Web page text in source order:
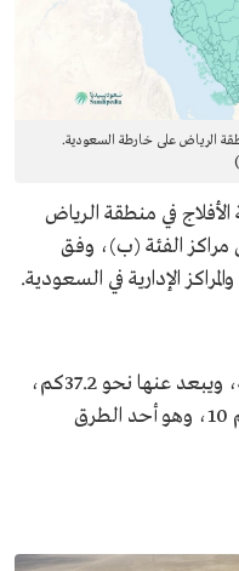
الرياض على خارطة السعودية.
في منطقة الرياض
مراكز الفئة (ب)، وفق
الإدارية في السعودية.
يقع مركز مروان جنوب شرقي المحافظة، ويبعد عنها نحو 37.2كم،
ويمكن الوصول إليه منها عبر المسار رقم 10، وهو أحد الطرق